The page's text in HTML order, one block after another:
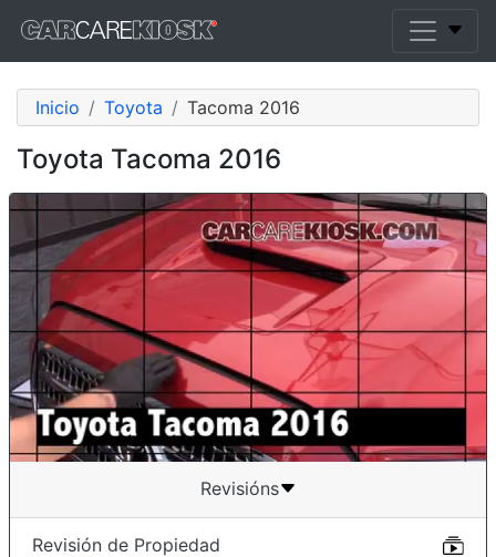
Inicio Toyota Tacoma 2016
Toyota Tacoma 2016
Revisións
Revisión de Propiedad